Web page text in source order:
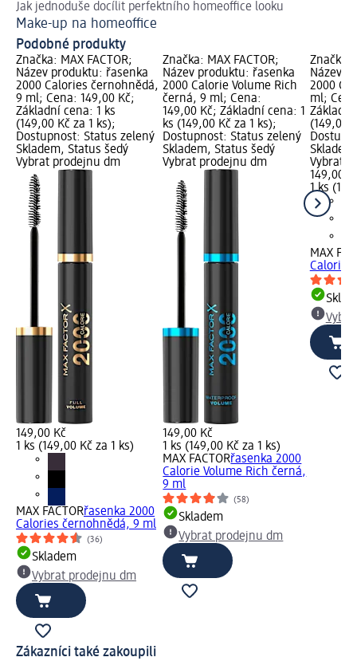
Jak jednoduše docílit perfektního homeoffice looku
Make-up na homeoffice
Podobné produkty
Značka: MAX FACTOR;
Název produktu: řasenka
2000 Calories černohnědá,
9 ml; Cena: 149,00 Kč;
Základní cena: 1 ks
(149,00 Kč za 1 ks);
Dostupnost: Status zelený
Skladem, Status šedý
Vybrat prodejnu dm
149,00 Kč
1 ks (149,00 Kč za 1 ks)
MAX FACTORřasenka 2000
Calories černohnědá, 9 ml
(36)
Skladem
Vybrat prodejnu dm
Značka: MAX FACTOR;
Název produktu: řasenka
2000 Calorie Volume Rich
černá, 9 ml; Cena:
149,00 Kč; Základní cena: 1
ks (149,00 Kč za 1 ks);
Dostupnost: Status zelený
Skladem, Status šedý
Vybrat prodejnu dm
149,00 Kč
1 ks (149,00 Kč za 1 ks)
MAX FACTORřasenka 2000
Calorie Volume Rich černá,
9 ml
(58)
Skladem
Vybrat prodejnu dm
Značka:
Název
2000
ml;
Základní
(149,00
Vybrat
149,00
1 ks
MAX
Calorie
Zákazníci také zakoupili